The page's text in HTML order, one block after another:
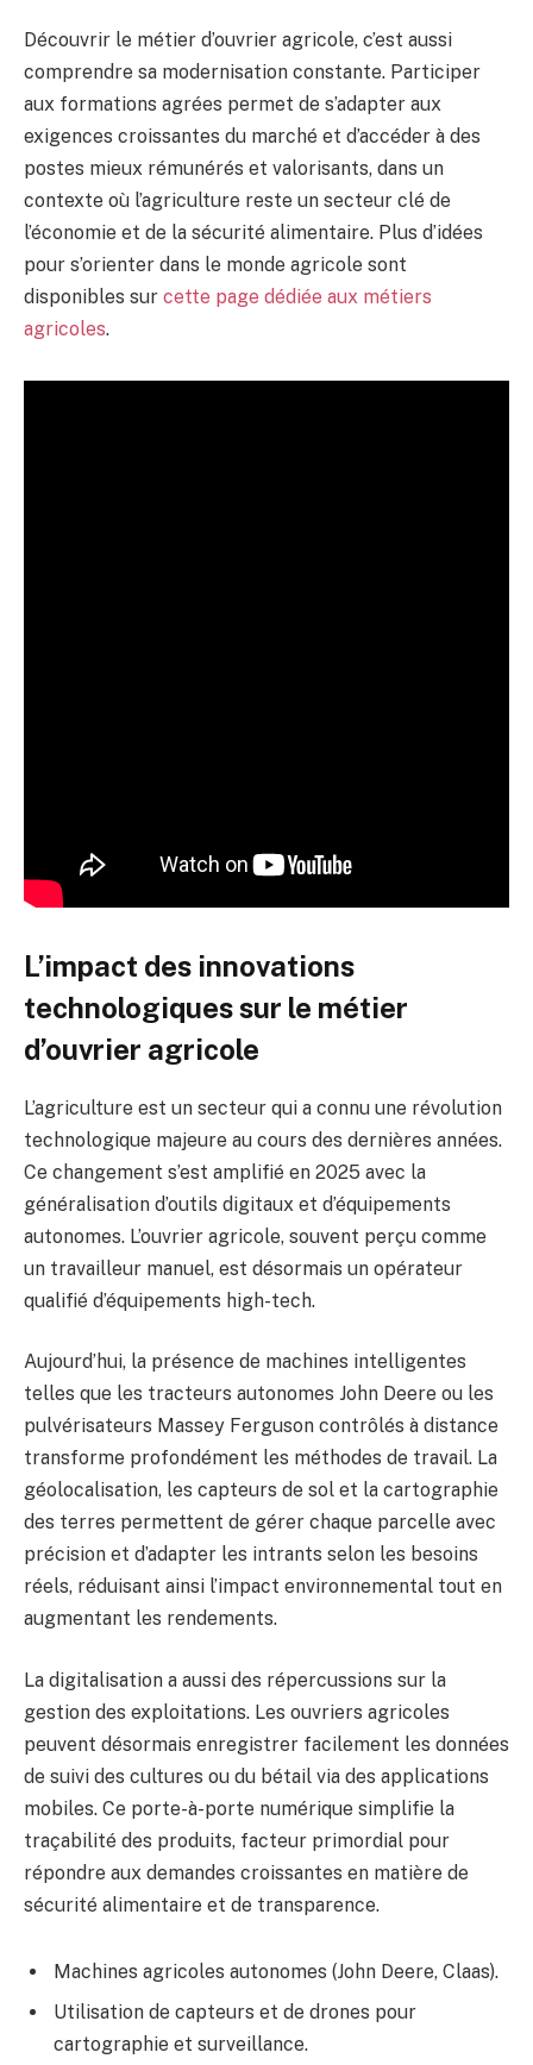
Découvrir le métier d’ouvrier agricole, c’est aussi
comprendre sa modernisation constante. Participer
aux formations agrées permet de s’adapter aux
exigences croissantes du marché et d’accéder à des
postes mieux rémunérés et valorisants, dans un
contexte où l’agriculture reste un secteur clé de
l’économie et de la sécurité alimentaire. Plus d’idées
pour s’orienter dans le monde agricole sont
disponibles sur cette page dédiée aux métiers
agricoles.
L’impact des innovations
technologiques sur le métier
d’ouvrier agricole
L’agriculture est un secteur qui a connu une révolution
technologique majeure au cours des dernières années.
Ce changement s’est amplifié en 2025 avec la
généralisation d’outils digitaux et d’équipements
autonomes. L’ouvrier agricole, souvent perçu comme
un travailleur manuel, est désormais un opérateur
qualifié d’équipements high-tech.
Aujourd’hui, la présence de machines intelligentes
telles que les tracteurs autonomes John Deere ou les
pulvérisateurs Massey Ferguson contrôlés à distance
transforme profondément les méthodes de travail. La
géolocalisation, les capteurs de sol et la cartographie
des terres permettent de gérer chaque parcelle avec
précision et d’adapter les intrants selon les besoins
réels, réduisant ainsi l’impact environnemental tout en
augmentant les rendements.
La digitalisation a aussi des répercussions sur la
gestion des exploitations. Les ouvriers agricoles
peuvent désormais enregistrer facilement les données
de suivi des cultures ou du bétail via des applications
mobiles. Ce porte-à-porte numérique simplifie la
traçabilité des produits, facteur primordial pour
répondre aux demandes croissantes en matière de
sécurité alimentaire et de transparence.
Machines agricoles autonomes (John Deere, Claas).
Utilisation de capteurs et de drones pour
cartographie et surveillance.